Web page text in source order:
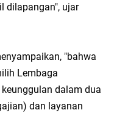
dilapangan", ujar
"bahwa
Lembaga
dalam dua
dan layanan